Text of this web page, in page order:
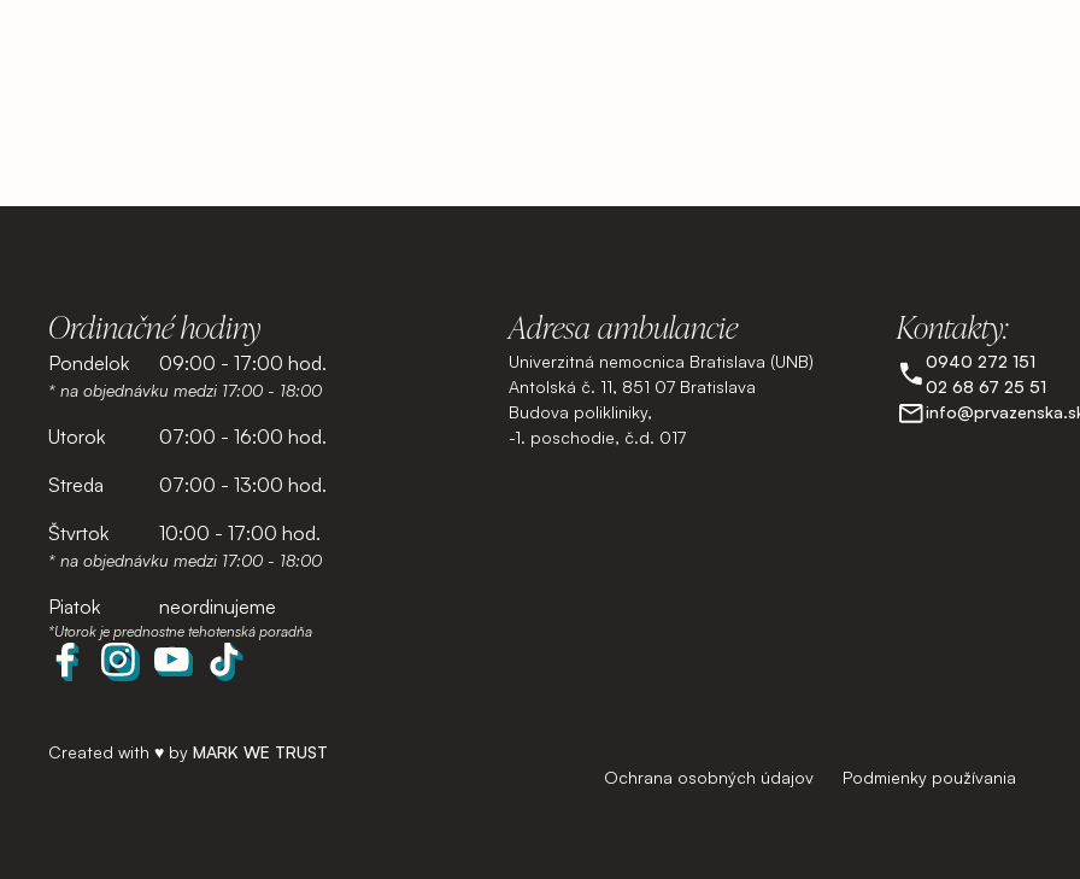
Ordinačné hodiny
Pondelok 09:00 - 17:00 hod.
* na objednávku medzi 17:00 - 18:00
Utorok
07:00 - 16:00 hod.
Streda
07:00 - 13:00 hod.
Štvrtok
10:00 - 17:00 hod.
* na objednávku medzi 17:00 - 18:00
Piatok neordinujeme
*Utorok je prednostne tehotenská poradňa
Adresa ambulancie
Univerzitná nemocnica Bratislava (UNB)
Antolská č. 11, 851 07 Bratislava
Budova polikliniky,
-1. poschodie, č.d. 017
Kontakty:
0940 272 151
02 68 67 25 51
Created with ♥︎ by MARK WE TRUST
Ochrana osobných údajov
Podmienky používania